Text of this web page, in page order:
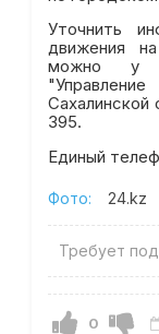
Уточнить
движения
можно у
Сахалинской
395.
Единый
Фото: 24.kz
Требует
0